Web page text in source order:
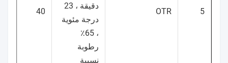
5
OTR
دقيقة ، 23
درجة مئوية
، 65٪
رطوبة
نسبية
40